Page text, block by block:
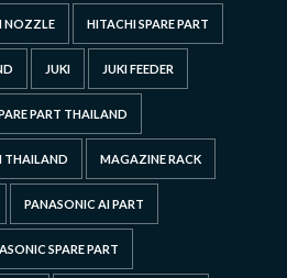
NOZZLE HITACHI SPARE PART
JUKI JUKI FEEDER
PART THAILAND
THAILAND MAGAZINE RACK
PANASONIC AI PART
SPARE PART